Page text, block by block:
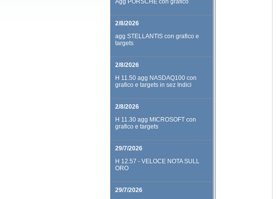
Agg PORSCHE con grafico
2/8/2026
agg STELLANTIS con grafico e
targets
2/8/2026
H 11.50 agg NASDAQ100 con
grafico e targets in sez Indici
2/8/2026
H 11.30 agg MICROSOFT con
grafico e targets
29/7/2026
H 12.57 - VELOCE NOTA SULL
ORO
29/7/2026